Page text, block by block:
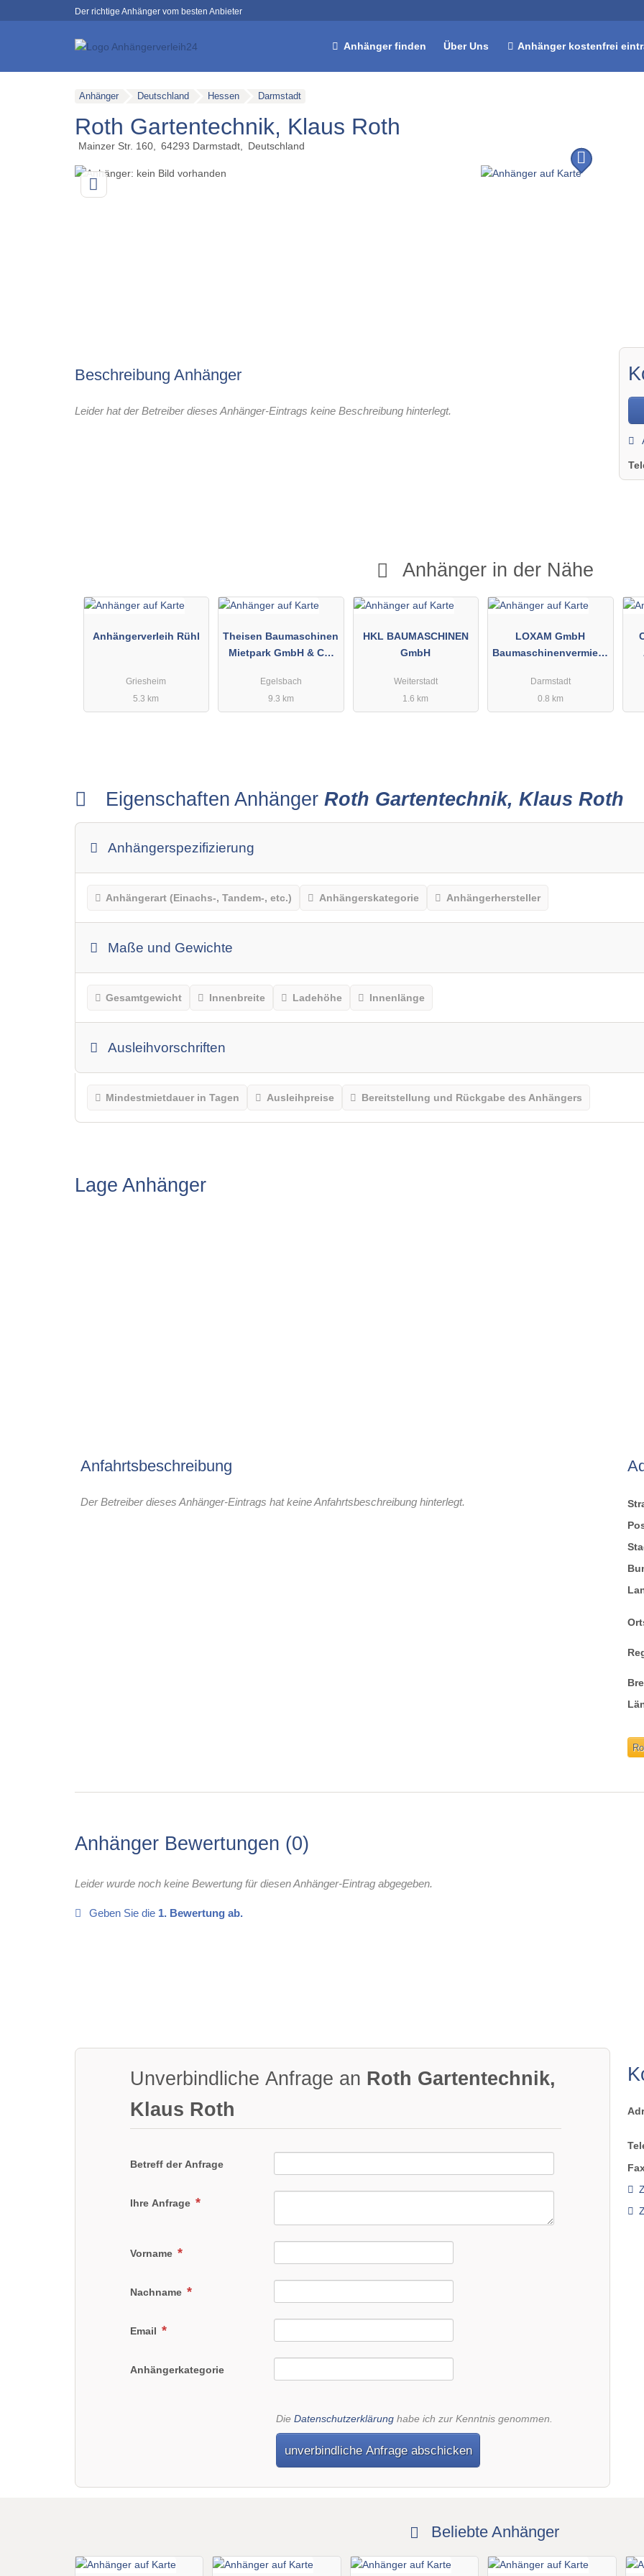
Der richtige Anhänger vom besten Anbieter
Anhänger finden Über Uns Anhänger kostenfrei
Anhänger Deutschland Hessen Darmstadt
Roth Gartentechnik, Klaus Roth
Mainzer Str. 160 64293 Darmstadt Deutschland
Beschreibung Anhänger
Leider hat der Betreiber dieses Anhänger-Eintrags keine Beschreibung hinterlegt.
Anhänger in der Nähe
Anhängerverleih Rühl
Griesheim
5.3 km
Theisen Baumaschinen
Mietpark GmbH & Co.
Egelsbach
9.3 km
HKL BAUMASCHINEN
GmbH
Weiterstadt
1.6 km
LOXAM GmbH
Baumaschinenvermietu
Darmstadt
0.8 km
Eigenschaften AnhängerRoth Gartentechnik, Klaus Roth
Anhängerspezifizierung
Anhängerart (Einachs-, Tandem-, etc.) Anhängerskategorie Anhängerhersteller
Maße und Gewichte
Gesamtgewicht Innenbreite Ladehöhe Innenlänge
Ausleihvorschriften
Mindestmietdauer in Tagen Ausleihpreise Bereitstellung und Rückgabe des Anhängers
Lage Anhänger
Anfahrtsbeschreibung
Der Betreiber dieses Anhänger-Eintrags hat keine Anfahrtsbeschreibung hinterlegt.
Anhänger Bewertungen 0
Leider wurde noch keine Bewertung für diesen Anhänger-Eintrag abgegeben.
Geben Sie die 1. Bewertung ab.
Unverbindliche Anfrage an Roth Gartentechnik,
Klaus Roth
Betreff der Anfrage
Ihre Anfrage
Vorname
Nachname
Email
Anhängerkategorie
DieDatenschutzerklärung habe ich zur Kenntnis genommen.
unverbindliche Anfrage abschicken
Beliebte Anhänger